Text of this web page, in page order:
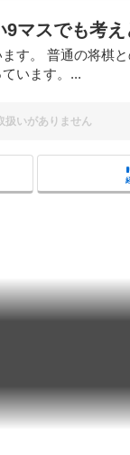
マスでも考
す。 普通の将棋
います。...
扱いがありません